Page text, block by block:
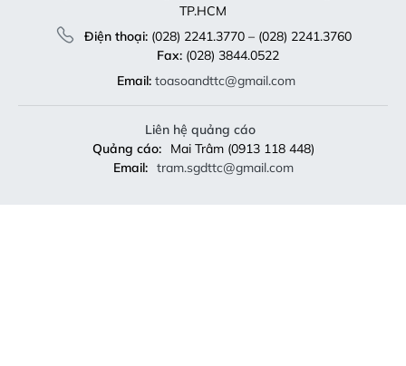
TP.HCM
Điện thoại:(028) 2241.3770 – (028) 2241.3760
Fax:(028) 3844.0522
Email: toasoandttc@gmail.com
Liên hệ quảng cáo
Quảng cáo:
Mai Trâm (0913 118 448)
Email: tram.sgdttc@gmail.com